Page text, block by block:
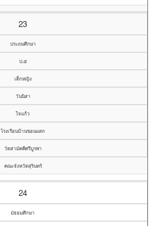
23
ประถมศึกษา
ป.๕
เด็กหญิง
วันนิสา
ใจแก้ว
โรงเรียนบ้านขอนแตก
วัดสามัคคีศรีบูรพา
คณะจังหวัดสุรินทร์
24
มัธยมศึกษา